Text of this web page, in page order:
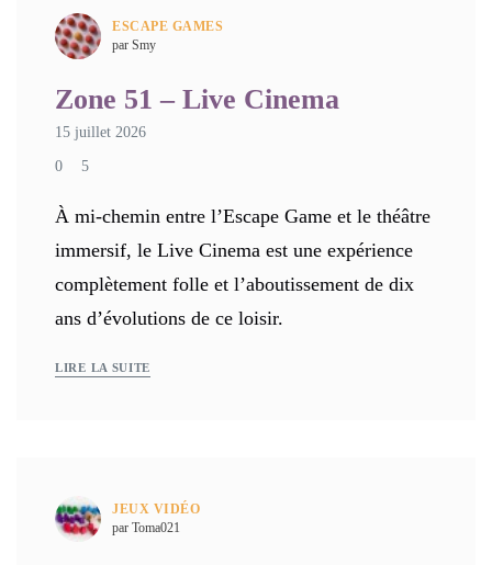
ESCAPE GAMES
par Smy
Zone 51 – Live Cinema
15 juillet 2026
0 5
À mi-chemin entre l’Escape Game et le théâtre
immersif, le Live Cinema est une expérience
complètement folle et l’aboutissement de dix
ans d’évolutions de ce loisir.
LIRE LA SUITE
JEUX VIDÉO
par Toma021